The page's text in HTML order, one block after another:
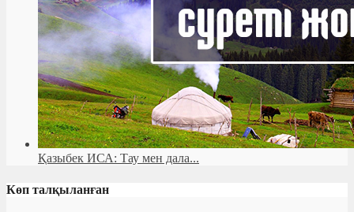
Қазыбек ИСА: Тау мен дала...
Көп талқыланған